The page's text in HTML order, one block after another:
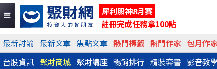
犀利股神8月賽
註冊完成任務拿100點
最新討論 最新文章 焦點文章 熱門標籤 熱門作家 包月作
台股資訊 聚財商城 聚財講座 暢銷排行 精裝套書 影音教